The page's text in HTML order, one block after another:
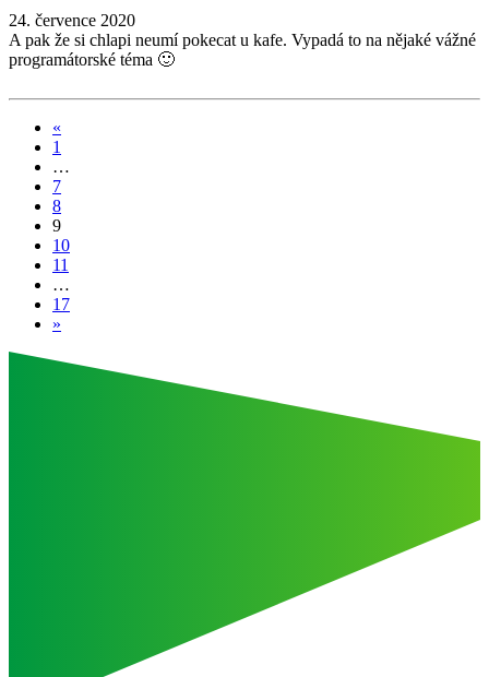
24. července 2020
A pak že si chlapi neumí pokecat u kafe. Vypadá to na nějaké vážné
programátorské téma 🙂
«
1
…
7
8
9
10
11
…
17
»